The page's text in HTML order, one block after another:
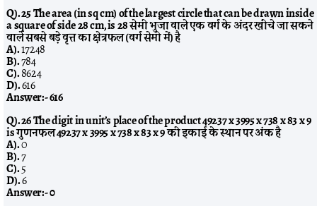
Q). 25 The area (in sq cm) of the largest circle that can be drawn inside
a square of side 28 cm, is 28 सेमी भुजा वाले एक वर्ग के अंदर खींचे जा सकने
वाले सबसे बड़े वृत्त का क्षेत्रफल (वर्ग सेमी में) है
A).17248
B).784
C).8624
D).616
Answer:-616
Q). 26 The digit in unit’s place of the product 49237 x 3995 x 738 x 83 x 9
is गुणनफल 49237 x 3995 x 738 x 83 x 9 की इकाई के स्थान पर अंक है
A).0
B).7
C).5
D).6
Answer:-0